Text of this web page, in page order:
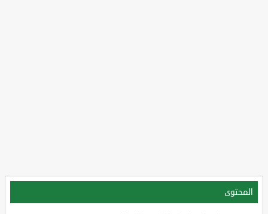
المحتوى